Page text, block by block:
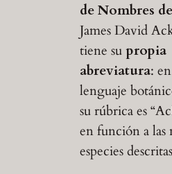
de Nombres
James David
tiene supropia
abreviatura:
lenguaje
su rúbrica es
en función a las
especies